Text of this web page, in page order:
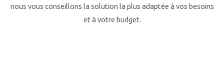
nous vous conseillons la solution la plus adaptée à vos besoins
et à votre budget.